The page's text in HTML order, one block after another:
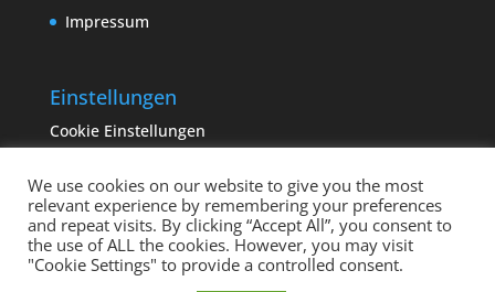
Impressum
Einstellungen
Cookie Einstellungen
We use cookies on our website to give you the most
relevant experience by remembering your preferences
and repeat visits. By clicking “Accept All”, you consent to
the use of ALL the cookies. However, you may visit
"Cookie Settings" to provide a controlled consent.